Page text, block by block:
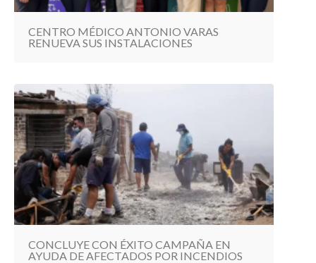
CENTRO MÉDICO ANTONIO VARAS
RENUEVA SUS INSTALACIONES
CONCLUYE CON ÉXITO CAMPAÑA EN
AYUDA DE AFECTADOS POR INCENDIOS